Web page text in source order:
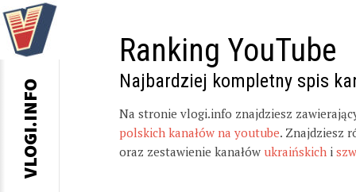
Ranking YouTube
Najbardziej kompletny spis
Na stronie vlogi.info znajdziesz
polskich kanałów na youtube. Znajdziesz
oraz zestawienie kanałów ukraińskich i
VLOGI.INFO